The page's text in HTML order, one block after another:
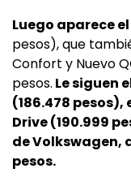
Luego aparece
pesos), que
Confort y Nuevo
pesos. Le siguen
(186.478 pesos),
Drive (190.999
de Volkswagen,
pesos.